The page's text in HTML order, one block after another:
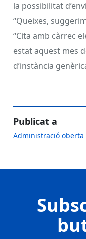
la possibilitat
“Queixes,
“Cita amb càrrec
estat aquest mes
d’instància
Publicat a
Administració oberta